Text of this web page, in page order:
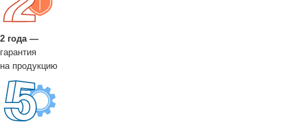
2 года —
гарантия
на продукцию